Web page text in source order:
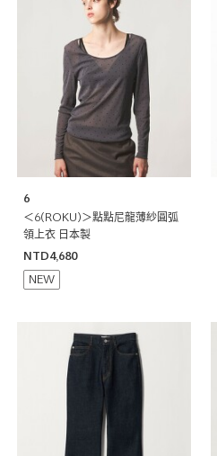
6
＜6(ROKU)＞點點尼龍薄紗圓弧
領上衣 日本製
NTD4,680
NEW